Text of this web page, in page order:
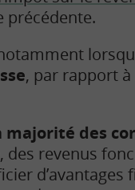
précédente.
, par rapport à
des
revenus
d’avantages